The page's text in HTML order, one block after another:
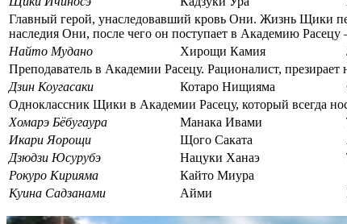
Главный герой, унаследовавший кровь Они. Жизнь Щики
наследия Они, после чего он поступает в Академию
Найто Мудано
Хирощи Камия
Преподаватель в Академии Расецу. Рационалист, презирает
Дзин Коугасаки
Котаро Нищияма
Одноклассник Щики в Академии Расецу, который всегда
Хомарэ Бёбугаура
Манака Ивами
Икари Яорощи
Щого Саката
Дзюдзи Юсурубэ
Нацуки Ханаэ
Рокуро Кирияма
Кайто Миура
Куина Садзанами
Айми